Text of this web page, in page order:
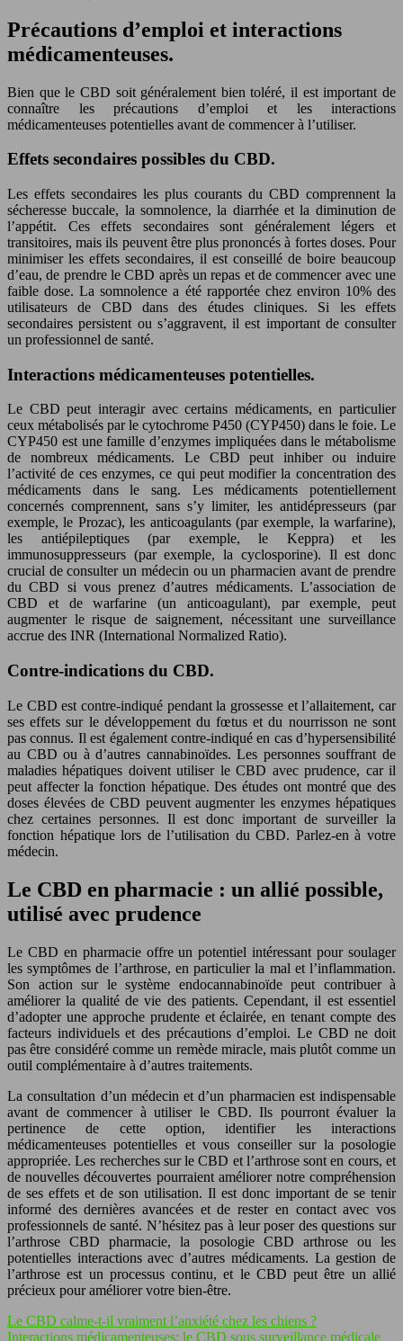
Précautions d’emploi et interactions
médicamenteuses.
Bien que le CBD soit généralement bien toléré, il est important de
connaître les précautions d’emploi et les interactions
médicamenteuses potentielles avant de commencer à l’utiliser.
Effets secondaires possibles du CBD.
Les effets secondaires les plus courants du CBD comprennent la
sécheresse buccale, la somnolence, la diarrhée et la diminution de
l’appétit. Ces effets secondaires sont généralement légers et
transitoires, mais ils peuvent être plus prononcés à fortes doses. Pour
minimiser les effets secondaires, il est conseillé de boire beaucoup
d’eau, de prendre le CBD après un repas et de commencer avec une
faible dose. La somnolence a été rapportée chez environ 10% des
utilisateurs de CBD dans des études cliniques. Si les effets
secondaires persistent ou s’aggravent, il est important de consulter
un professionnel de santé.
Interactions médicamenteuses potentielles.
Le CBD peut interagir avec certains médicaments, en particulier
ceux métabolisés par le cytochrome P450 (CYP450) dans le foie. Le
CYP450 est une famille d’enzymes impliquées dans le métabolisme
de nombreux médicaments. Le CBD peut inhiber ou induire
l’activité de ces enzymes, ce qui peut modifier la concentration des
médicaments dans le sang. Les médicaments potentiellement
concernés comprennent, sans s’y limiter, les antidépresseurs (par
exemple, le Prozac), les anticoagulants (par exemple, la warfarine),
les antiépileptiques (par exemple, le Keppra) et les
immunosuppresseurs (par exemple, la cyclosporine). Il est donc
crucial de consulter un médecin ou un pharmacien avant de prendre
du CBD si vous prenez d’autres médicaments. L’association de
CBD et de warfarine (un anticoagulant), par exemple, peut
augmenter le risque de saignement, nécessitant une surveillance
accrue des INR (International Normalized Ratio).
Contre-indications du CBD.
Le CBD est contre-indiqué pendant la grossesse et l’allaitement, car
ses effets sur le développement du fœtus et du nourrisson ne sont
pas connus. Il est également contre-indiqué en cas d’hypersensibilité
au CBD ou à d’autres cannabinoïdes. Les personnes souffrant de
maladies hépatiques doivent utiliser le CBD avec prudence, car il
peut affecter la fonction hépatique. Des études ont montré que des
doses élevées de CBD peuvent augmenter les enzymes hépatiques
chez certaines personnes. Il est donc important de surveiller la
fonction hépatique lors de l’utilisation du CBD. Parlez-en à votre
médecin.
Le CBD en pharmacie : un allié possible,
utilisé avec prudence
Le CBD en pharmacie offre un potentiel intéressant pour soulager
les symptômes de l’arthrose, en particulier la mal et l’inflammation.
Son action sur le système endocannabinoïde peut contribuer à
améliorer la qualité de vie des patients. Cependant, il est essentiel
d’adopter une approche prudente et éclairée, en tenant compte des
facteurs individuels et des précautions d’emploi. Le CBD ne doit
pas être considéré comme un remède miracle, mais plutôt comme un
outil complémentaire à d’autres traitements.
La consultation d’un médecin et d’un pharmacien est indispensable
avant de commencer à utiliser le CBD. Ils pourront évaluer la
pertinence de cette option, identifier les interactions
médicamenteuses potentielles et vous conseiller sur la posologie
appropriée. Les recherches sur le CBD et l’arthrose sont en cours, et
de nouvelles découvertes pourraient améliorer notre compréhension
de ses effets et de son utilisation. Il est donc important de se tenir
informé des dernières avancées et de rester en contact avec vos
professionnels de santé. N’hésitez pas à leur poser des questions sur
l’arthrose CBD pharmacie, la posologie CBD arthrose ou les
potentielles interactions avec d’autres médicaments. La gestion de
l’arthrose est un processus continu, et le CBD peut être un allié
précieux pour améliorer votre bien-être.
Le CBD calme-t-il vraiment l’anxiété chez les chiens ?
Interactions médicamenteuses: le CBD sous surveillance médicale